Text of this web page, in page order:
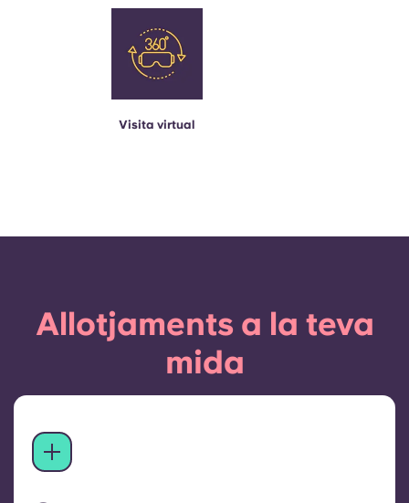
Visita virtual
Allotjaments a la teva
mida